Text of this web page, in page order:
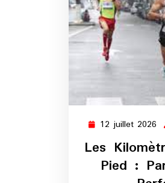
12 juillet 2026
Les
Pied :